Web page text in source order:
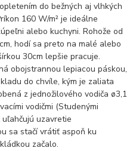
do bežných aj vlhkých
160 W/m² je ideálne
alebo kuchyni. Rohože od
hodí sa preto na malé alebo
30cm lepšie pracuje.
obojstrannou lepiacou páskou,
do chvíle, kým je zaliata
z jednožilového vodiča ø3,1
vodičmi (Studenými
uľahčujú uzavretie
sa stačí vrátiť aspoň ku
začalo.